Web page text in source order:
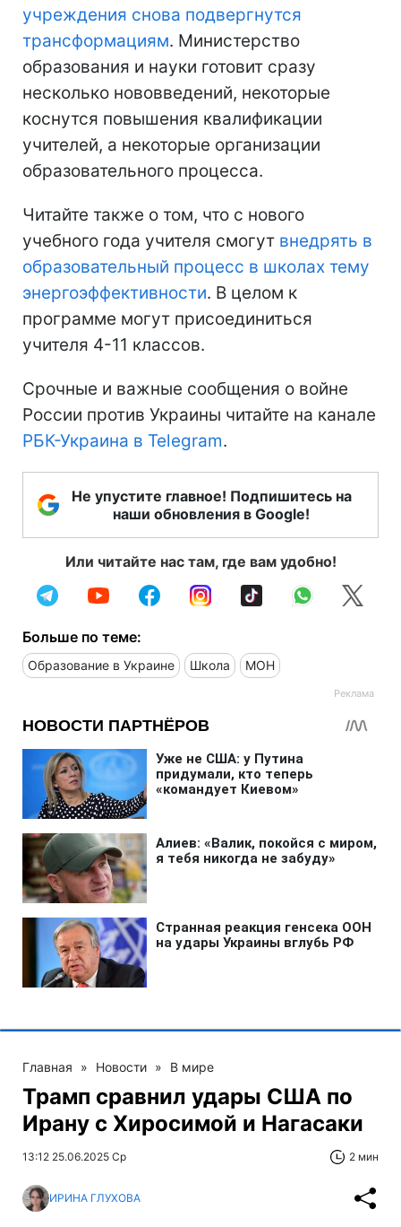
учреждения снова подвергнутся
трансформациям. Министерство
образования и науки готовит сразу
несколько нововведений, некоторые
коснутся повышения квалификации
учителей, а некоторые организации
образовательного процесса.
Читайте также о том, что с нового
учебного года учителя смогут внедрять в
образовательный процесс в школах тему
энергоэффективности. В целом к
программе могут присоединиться
учителя 4-11 классов.
Срочные и важные сообщения о войне
России против Украины читайте на канале
РБК-Украина в Telegram.
Не упустите главное! Подпишитесь на
наши обновления в Google!
Или читайте нас там, где вам удобно!
Больше по теме:
Образование в Украине Школа МОН
Главная » Новости » В мире
Трамп сравнил удары США по
Ирану с Хиросимой и Нагасаки
13:12 25.06.2025 Ср 2 мин
ИРИНА ГЛУХОВА